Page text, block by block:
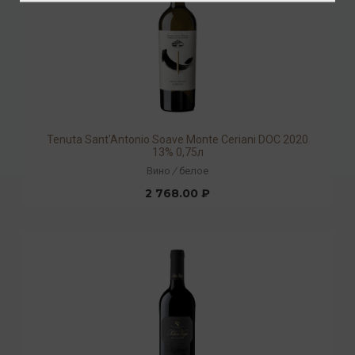
Tenuta Sant'Antonio Soave Monte Ceriani DOC 2020
13% 0,75л
Вино / белое
2 768.00 ₽